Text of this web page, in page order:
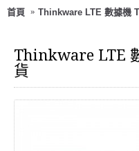
首頁 Thinkware LTE 數據機
Thinkware LTE
貨